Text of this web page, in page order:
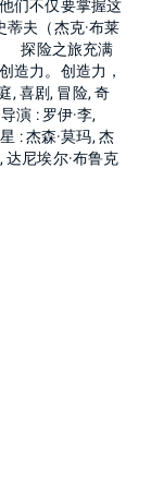
们不仅要掌握这
夫（杰克·布莱
探险之旅充满
造力。创造力，
, 喜剧, 冒险, 奇
演 : 罗伊·李,
: 杰森·莫玛, 杰
达尼埃尔·布鲁克